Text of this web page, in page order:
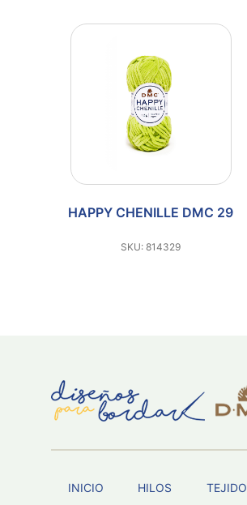
HAPPY CHENILLE DMC 28
SKU: 814328
INICIO HILOS TEJIDO